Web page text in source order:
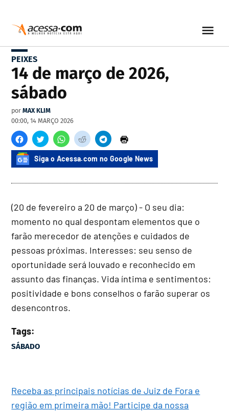
PEIXES
14 de março de 2026,
sábado
por MAX KLIM
00:00, 14 MARÇO 2026
Siga o Acessa.com no Google News
(20 de fevereiro a 20 de março) - O seu dia:
momento no qual despontam elementos que o
farão merecedor de atenções e cuidados de
pessoas próximas. Interesses: seu senso de
oportunidade será louvado e reconhecido em
assunto das finanças. Vida íntima e sentimentos:
positividade e bons conselhos o farão superar os
desencontros.
Tags:
SÁBADO
Receba as principais notícias de Juiz de Fora e
região em primeira mão! Participe da nossa